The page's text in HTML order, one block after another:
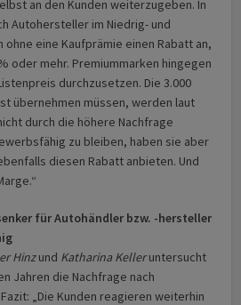
an den Kunden weiterzugeben. In
Autohersteller im Niedrig- und
eine Kaufprämie einen Rabatt an,
oder mehr. Premiummarken hingegen
durchzusetzen. Die 3.000
übernehmen müssen, werden laut
durch die höhere Nachfrage
zu bleiben, haben sie aber
diesen Rabatt anbieten. Und
für Autohändler bzw. -hersteller
Hinzund Katharina Kelleruntersucht
Jahren die Nachfrage nach
„Die Kunden reagieren weiterhin